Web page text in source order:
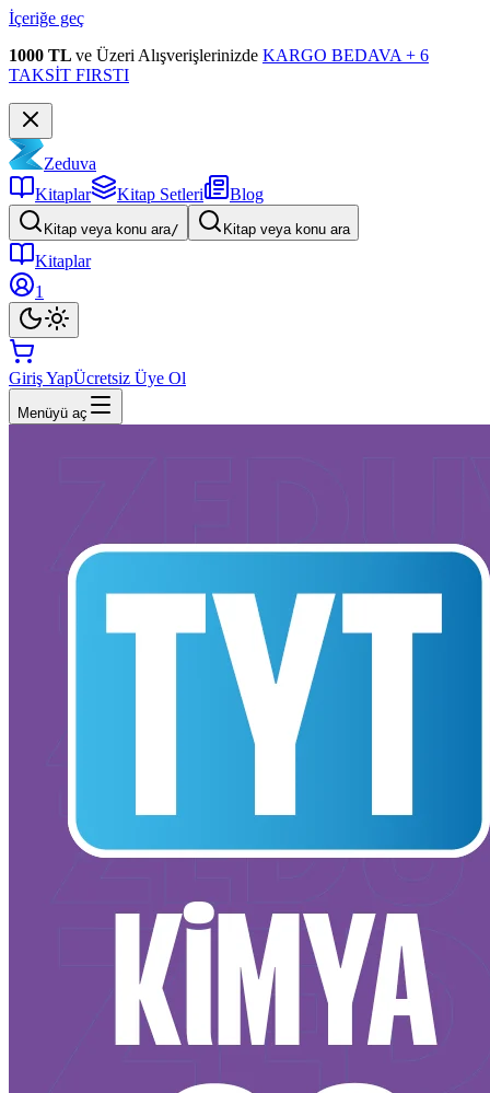
İçeriğe geç
1000 TL ve Üzeri Alışverişlerinizde KARGO BEDAVA + 6
TAKSİT FIRSTI
Zeduva
Kitaplar
Kitap Setleri Blog
Kitap veya konu ara/ Kitap veya konu ara
Kitaplar
1
Giriş YapÜcretsiz Üye Ol
Menüyü aç